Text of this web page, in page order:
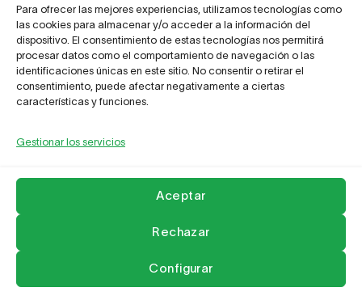
Para ofrecer las mejores experiencias, utilizamos tecnologías como
las cookies para almacenar y/o acceder a la información del
dispositivo. El consentimiento de estas tecnologías nos permitirá
procesar datos como el comportamiento de navegación o las
identificaciones únicas en este sitio. No consentir o retirar el
consentimiento, puede afectar negativamente a ciertas
características y funciones.
Gestionar los servicios
Aceptar
Rechazar
Configurar
Certificación de conformidad con el
ENS
Compromiso frente al acoso